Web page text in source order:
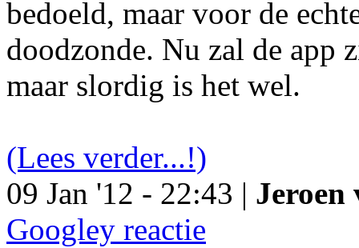
bedoeld, maar voor de
doodzonde. Nu zal de app
maar slordig is het wel.
(Lees verder...!)
09 Jan '12 - 22:43 | Jeroen
Googley reactie